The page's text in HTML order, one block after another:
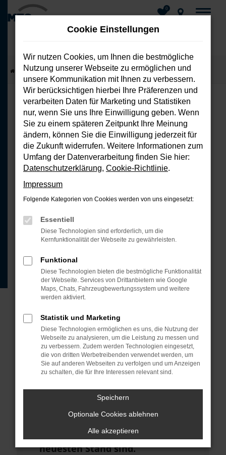
Zum
Hauptinhalt
springen
0
Startseite Fahrzeuge Fahrzeug-Showroom
FEHLER: NETWORK ERROR
Beim Laden ist ein Fehler aufgetreten.
Hier sind ein paar Tipps, die dir helfen
können:
Überprüfe deine Firewall und
deine Internetverbindung.
Laden andere Webseiten, zum
Beispiel deine Suchmaschine?
Browsererweiterungen.
Manche Erweiterungen, wie
Werbeblocker, können das Laden
bestimmter Seiten verhindern.
Funktioniert die Seite in einem
anderen Browser oder in einem
privaten Fenster?
Starte dein Gerät neu.
Das kann manchmal helfen,
vorübergehende Probleme zu
Stelle sicher, dass dein Browser
und dein Betriebssystem auf dem
neuesten Stand sind.
Cookie Einstellungen
Wir nutzen Cookies, um Ihnen die bestmögliche
Nutzung unserer Webseite zu ermöglichen und
unsere Kommunikation mit Ihnen zu verbessern.
Wir berücksichtigen hierbei Ihre Präferenzen und
verarbeiten Daten für Marketing und Statistiken
nur, wenn Sie uns Ihre Einwilligung geben. Wenn
Sie zu einem späteren Zeitpunkt Ihre Meinung
ändern, können Sie die Einwilligung jederzeit für
die Zukunft widerrufen. Weitere Informationen zum
Umfang der Datenverarbeitung finden Sie hier:
Datenschutzerklärung, Cookie-Richtlinie.
Impressum
Folgende Kategorien von Cookies werden von uns eingesetzt:
Essentiell
Diese Technologien sind erforderlich, um die
Kernfunktionalität der Webseite zu gewährleisten.
Funktional
Diese Technologien bieten die bestmögliche Funktionalität
der Webseite. Services von Drittanbietern wie Google
Maps, Chats, Fahrzeugbewertungssystem und weitere
werden aktiviert.
Statistik und Marketing
Diese Technologien ermöglichen es uns, die Nutzung der
Webseite zu analysieren, um die Leistung zu messen und
zu verbessern. Zudem werden Technologien eingesetzt,
die von dritten Werbetreibenden verwendet werden, um
Sie auf anderen Webseiten zu verfolgen und um Anzeigen
zu schalten, die für Ihre Interessen relevant sind.
Speichern
Optionale Cookies ablehnen
Alle akzeptieren